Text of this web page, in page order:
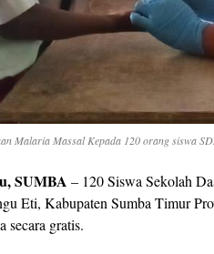
Malaria Massal Kepada 120 orang siswa
SUMBA – 120 Siswa Sekolah
Eti, Kabupaten Sumba Timur
secara gratis.